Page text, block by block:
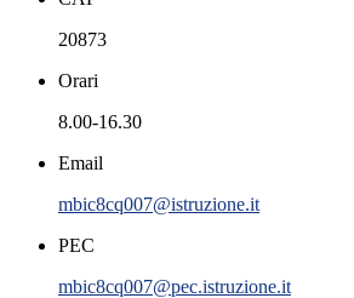
20873
Orari
8.00-16.30
Email
mbic8cq007@istruzione.it
PEC
mbic8cq007@pec.istruzione.it